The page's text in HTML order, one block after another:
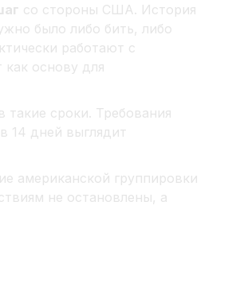
со стороны США. История
было либо бить, либо
работают с
основу для
сроки. Требования
14 дней выглядит
американской группировки
не остановлены, а